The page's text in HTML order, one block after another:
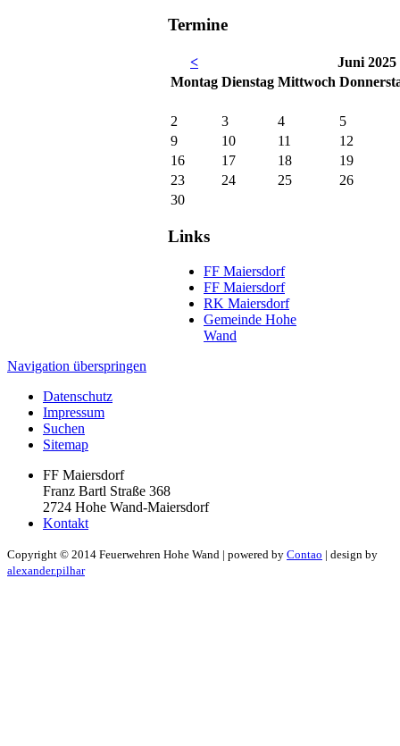
Termine
<
Juni 2025
Montag Dienstag Mittwoch Do
2 3 4
5
9
10 11
12
16
17 18
19
23
24 25
26
30
Links
FF Maiersdorf
FF Maiersdorf
RK Maiersdorf
Gemeinde Hohe
Wand
Navigation überspringen
Datenschutz
Impressum
Suchen
Sitemap
FF Maiersdorf
Franz Bartl Straße 368
2724 Hohe Wand-Maiersdorf
Kontakt
Copyright © 2014 Feuerwehren Hohe Wand | powered by Contao | design by
alexander.pilhar